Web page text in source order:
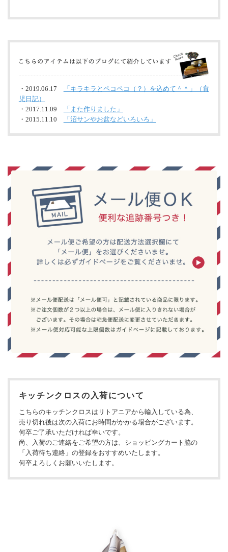
・2019.06.17
「キラキラとペコペコ（？）を込めて＾＾」（育
児日記）
・2017.11.09
「また作りました」
・2015.11.10
「沼サンやお盆などいろいろ」
キッチンクロスの入荷について
こちらのキッチンクロスはリトアニアから輸入している為、
売り切れ後は次の入荷にお時間がかかる場合がございます。
何卒ご了承いただければ幸いです。
尚、入荷のご連絡をご希望の方は、ショッピングカート脇の
「入荷待ち連絡」の登録をおすすめいたします。
何卒よろしくお願いいたします。